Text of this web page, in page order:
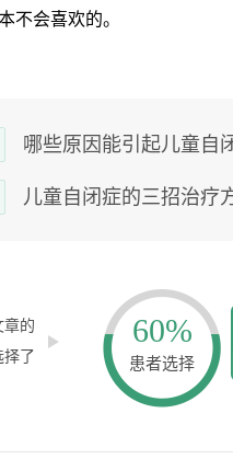
不会喜欢的。
哪些原因能引起儿童自
儿童自闭症的三招治疗
章的
择了
60%
患者选择